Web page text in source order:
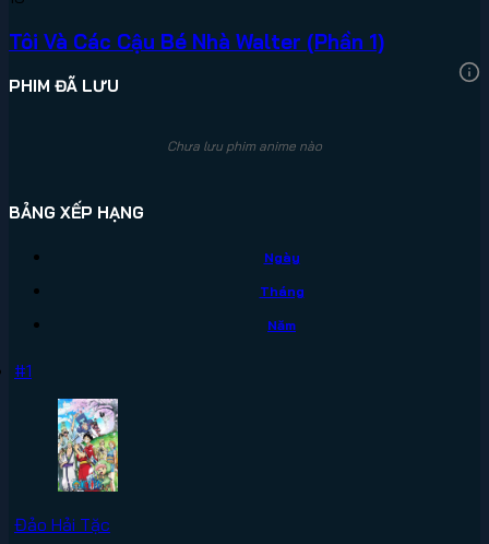
Tôi Và Các Cậu Bé Nhà Walter (Phần 1)
PHIM ĐÃ LƯU
Chưa lưu phim anime nào
BẢNG XẾP HẠNG
Ngày
Tháng
Năm
#1
Đảo Hải Tặc